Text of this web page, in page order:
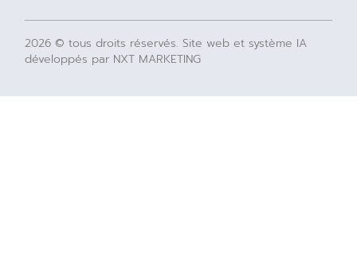
2026 © tous droits réservés. Site web et système IA
développés par NXT MARKETING